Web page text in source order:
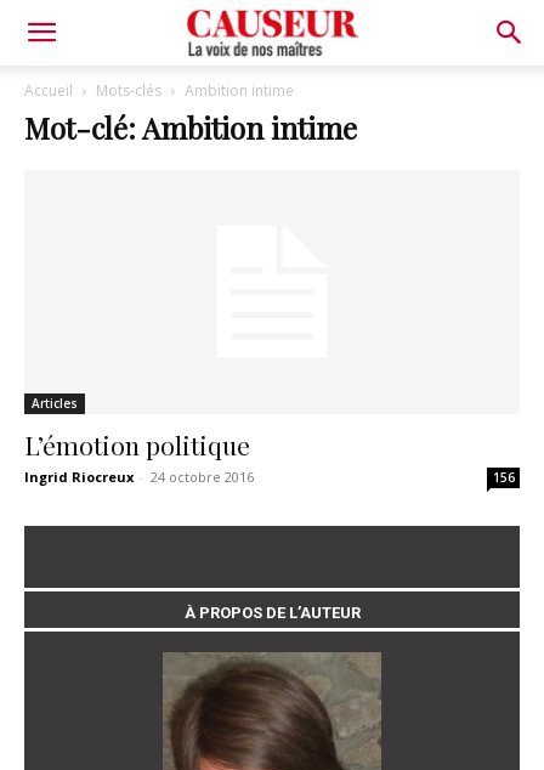
voix
maîtres
Accueil Mots-clés Ambition intime
Mot-clé: Ambition intime
Articles
L’émotion politique
Ingrid Riocreux - 24 octobre 2016 156
À PROPOS DE L’AUTEUR